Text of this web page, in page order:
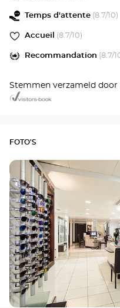
Temps d'attente (8.7/10)
Accueil (8.7/10)
Recommandation (8.7/
Stemmen verzameld door
FOTO'S